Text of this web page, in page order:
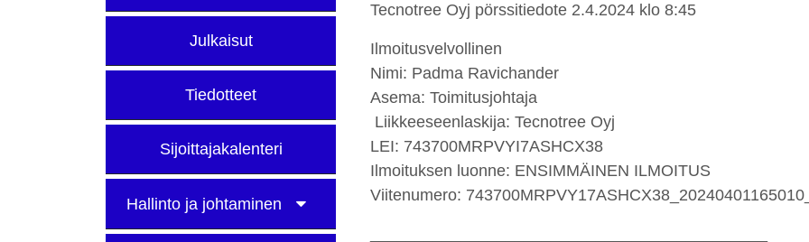
Julkaisut
Tiedotteet
Sijoittajakalenteri
Hallinto ja johtaminen
Tecnotree Oyj pörssitiedote 2.4.2024 klo 8:45
Ilmoitusvelvollinen
Nimi: Padma Ravichander
Asema: Toimitusjohtaja
Liikkeeseenlaskija: Tecnotree Oyj
LEI: 743700MRPVYI7ASHCX38
Ilmoituksen luonne: ENSIMMÄINEN ILMOITUS
Viitenumero: